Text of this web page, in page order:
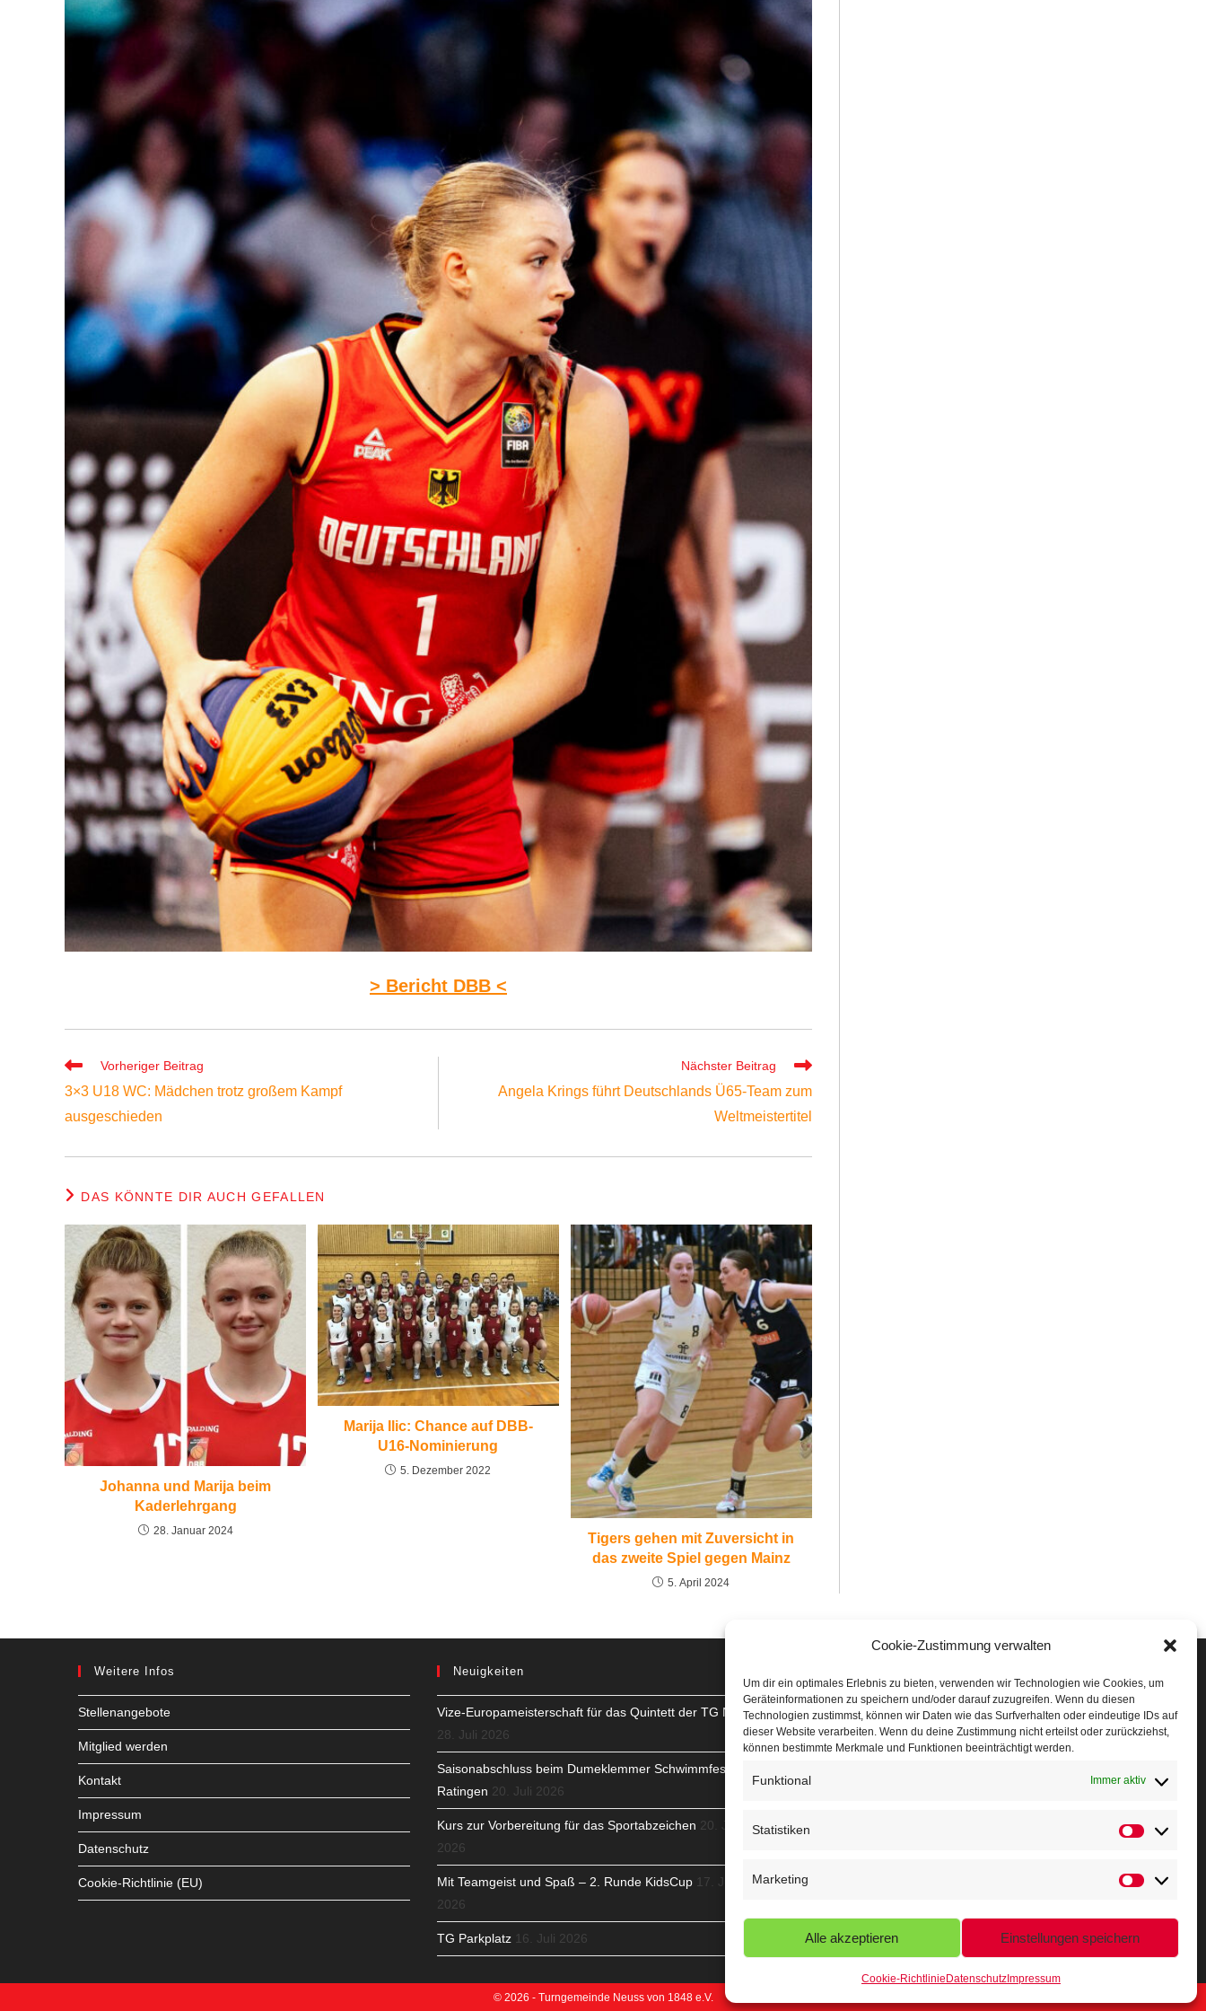
Cookie-Zustimmung verwalten
Um dir ein optimales Erlebnis zu bieten, verwenden wir Technologien wie Cookies, um
Geräteinformationen zu speichern und/oder darauf zuzugreifen. Wenn du diesen
Technologien zustimmst, können wir Daten wie das Surfverhalten oder eindeutige IDs auf
dieser Website verarbeiten. Wenn du deine Zustimmung nicht erteilst oder zurückziehst,
können bestimmte Merkmale und Funktionen beeinträchtigt werden.
Funktional Immer aktiv
Statistiken
Statistiken
Marketing
Marketing
Alle akzeptieren Einstellungen speichern
Cookie-Richtlinie DatenschutzImpressum
> Bericht DBB <
Weitere
ansehen
Vorheriger Beitrag
3×3 U18 WC: Mädchen trotz großem Kampf
ausgeschieden
Nächster Beitrag
Angela Krings führt Deutschlands Ü65-Team zum
Weltmeistertitel
DAS KÖNNTE DIR AUCH GEFALLEN
Johanna und Marija beim
Kaderlehrgang
28. Januar 2024
Marija Ilic: Chance auf DBB-
U16-Nominierung
5. Dezember 2022
Tigers gehen mit Zuversicht in
das zweite Spiel gegen Mainz
5. April 2024
Weitere Infos
Stellenangebote
Mitglied werden
Kontakt
Impressum
Datenschutz
Cookie-Richtlinie (EU)
Neuigkeiten
Vize-Europameisterschaft für das Quintett der TG Neuss
28. Juli 2026
Saisonabschluss beim Dumeklemmer Schwimmfest in
Ratingen 20. Juli 2026
Kurs zur Vorbereitung für das Sportabzeichen 20. Juli
2026
Mit Teamgeist und Spaß – 2. Runde KidsCup 17. Juli
2026
TG Parkplatz 16. Juli 2026
Höffner Run
Schnuppertag
Terminkalender
Nikolaus-Crosslauf
Capoeira Camp
© 2026 - Turngemeinde Neuss von 1848 e.V.